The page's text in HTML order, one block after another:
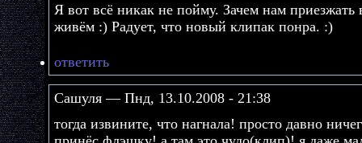
Я вот всё никак не пойму. Зачем нам
живём :) Радует, что новый клипак понра. :)
ответить
Сашуля — Пнд, 13.10.2008 - 21:38
тогда извините, что нагнала! просто давно